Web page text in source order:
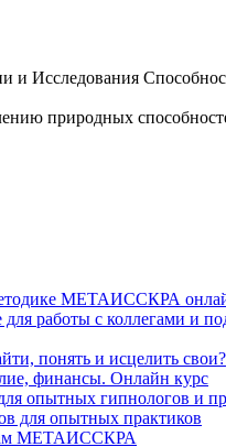
природных
МЕТАИССКРА
работы с коллегами и
понять и исцелить свои?
финансы. Онлайн курс
опытных гипнологов и
для опытных практиков
МЕТАИССКРА